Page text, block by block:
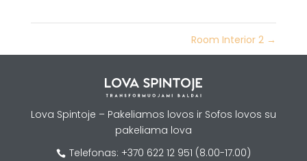
Room Interior 2 →
Lova Spintoje – Pakeliamos lovos ir Sofos lovos su
pakeliama lova
 Telefonas: +370 622 12 951 (8.00-17.00)